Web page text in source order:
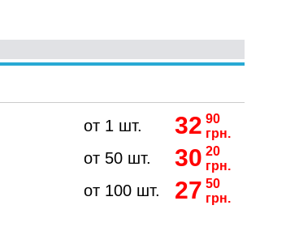
от 1 шт. 32 90
грн.
от 50 шт. 30 20
грн.
от 100 шт. 27 50
грн.